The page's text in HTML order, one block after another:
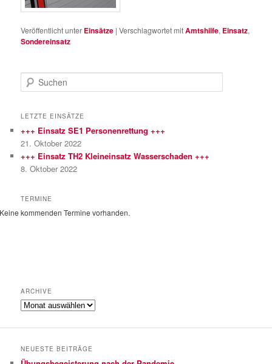
Veröffentlicht unter Einsätze |Verschlagwortet mitAmtshilfe, Einsatz,
Sondereinsatz
u
h
n
LETZTE EINSÄTZE
+++ Einsatz SE1 Personenrettung +++
21. Oktober 2022
+++ Einsatz TH2 Kleineinsatz Wasserschaden +++
8. Oktober 2022
TERMINE
Keine kommenden Termine vorhanden.
ARCHIVE
Archive
NEUESTE BEITRÄGE